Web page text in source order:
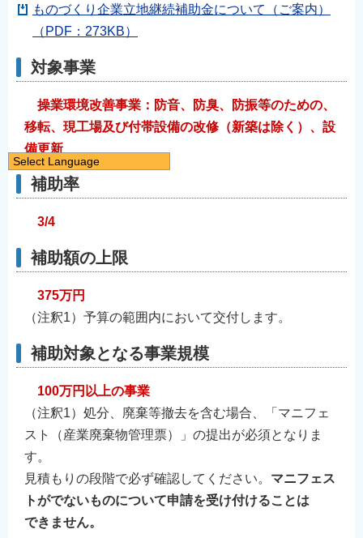
ものづくり企業立地継続補助金について（ご案内）
（PDF：273KB）
対象事業
操業環境改善事業：防音、防臭、防振等のための、
移転、現工場及び付帯設備の改修（新築は除く）、設
備更新
補助率
3/4
補助額の上限
375万円
（注釈1）予算の範囲内において交付します。
補助対象となる事業規模
100万円以上の事業
（注釈1）処分、廃棄等撤去を含む場合、「マニフェ
スト（産業廃棄物管理票）」の提出が必須となりま
す。
見積もりの段階で必ず確認してください。 マニフェス
トがでないものについて申請を受け付けることは
できません。
Select Language
日本語
繁體中文
नेपाली